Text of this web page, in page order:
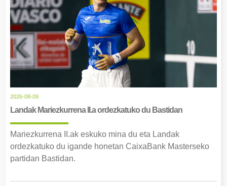
2026-08-09
Landak Mariezkurrena II.a ordezkatuko du Bastidan
Mariezkurrena II.ak eskuko mina du eta Landak
ordezkatuko du igande honetan CaixaBank Masterseko
partidan Bastidan.